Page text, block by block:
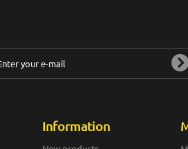
Information